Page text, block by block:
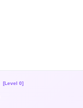
[Level 0]